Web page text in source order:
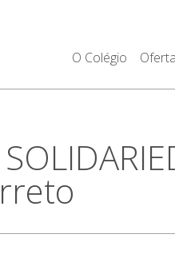
O Colégio